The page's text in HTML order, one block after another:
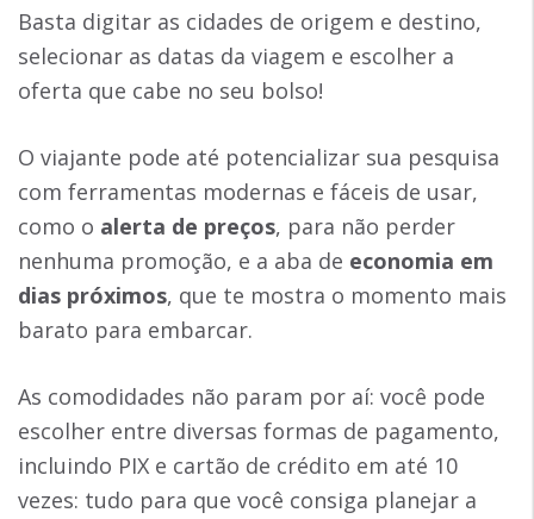
Basta digitar as cidades de origem e destino,
selecionar as datas da viagem e escolher a
oferta que cabe no seu bolso!
O viajante pode até potencializar sua pesquisa
com ferramentas modernas e fáceis de usar,
como o alerta de preços, para não perder
nenhuma promoção, e a aba de economia em
dias próximos, que te mostra o momento mais
barato para embarcar.
As comodidades não param por aí: você pode
escolher entre diversas formas de pagamento,
incluindo PIX e cartão de crédito em até 10
vezes: tudo para que você consiga planejar a